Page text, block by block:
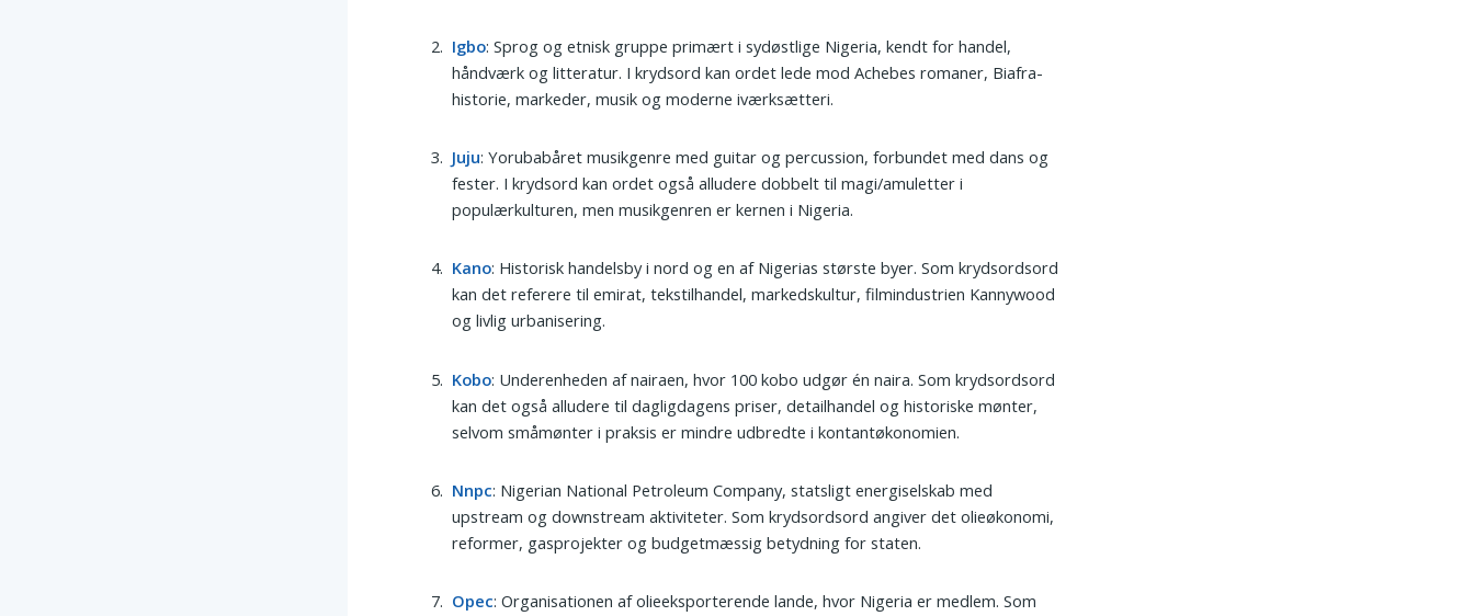
Igbo: Sprog og etnisk gruppe primært i sydøstlige Nigeria, kendt for handel,
håndværk og litteratur. I krydsord kan ordet lede mod Achebes romaner, Biafra-
historie, markeder, musik og moderne iværksætteri.
Juju: Yorubabåret musikgenre med guitar og percussion, forbundet med dans og
fester. I krydsord kan ordet også alludere dobbelt til magi/amuletter i
populærkulturen, men musikgenren er kernen i Nigeria.
Kano: Historisk handelsby i nord og en af Nigerias største byer. Som krydsordsord
kan det referere til emirat, tekstilhandel, markedskultur, filmindustrien Kannywood
og livlig urbanisering.
Kobo: Underenheden af nairaen, hvor 100 kobo udgør én naira. Som krydsordsord
kan det også alludere til dagligdagens priser, detailhandel og historiske mønter,
selvom småmønter i praksis er mindre udbredte i kontantøkonomien.
Nnpc: Nigerian National Petroleum Company, statsligt energiselskab med
upstream og downstream aktiviteter. Som krydsordsord angiver det olieøkonomi,
reformer, gasprojekter og budgetmæssig betydning for staten.
Opec: Organisationen af olieeksporterende lande, hvor Nigeria er medlem. Som